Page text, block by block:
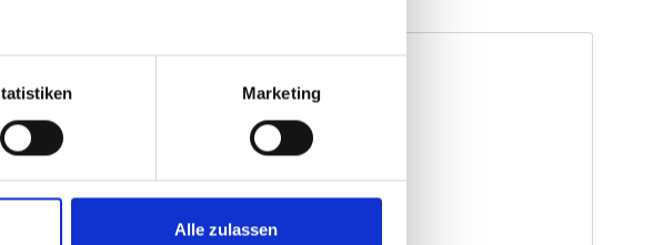
Marketing
Alle zulassen